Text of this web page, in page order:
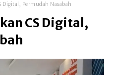
Digital, Permudah Nasabah
CS Digital,